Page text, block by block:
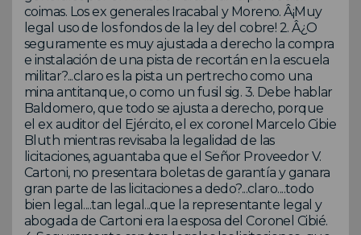
coimas. Los ex generales Iracabal y Moreno. Â¡Muy
legal uso de los fondos de la ley del cobre! 2. Â¿O
seguramente es muy ajustada a derecho la compra
e instalación de una pista de recortán en la escuela
militar?...claro es la pista un pertrecho como una
mina antitanque, o como un fusil sig. 3. Debe hablar
Baldomero, que todo se ajusta a derecho, porque
el ex auditor del Ejército, el ex coronel Marcelo Cibie
Bluth mientras revisaba la legalidad de las
licitaciones, aguantaba que el Señor Proveedor V.
Cartoni, no presentara boletas de garantía y ganara
gran parte de las licitaciones a dedo?...claro....todo
bien legal....tan legal...que la representante legal y
abogada de Cartoni era la esposa del Coronel Cibié.